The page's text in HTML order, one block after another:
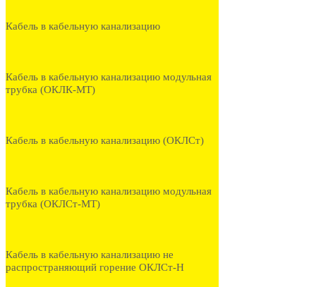
Кабель в кабельную канализацию
Кабель в кабельную канализацию модульная
трубка (ОКЛК-МТ)
Кабель в кабельную канализацию (ОКЛСт)
Кабель в кабельную канализацию модульная
трубка (ОКЛСт-МТ)
Кабель в кабельную канализацию не
распространяющий горение ОКЛСт-Н